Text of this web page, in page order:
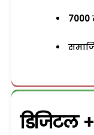
7000
डिजिटल